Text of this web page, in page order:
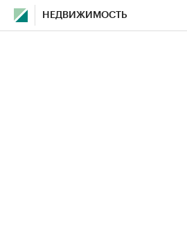
НЕДВИЖИМОСТЬ